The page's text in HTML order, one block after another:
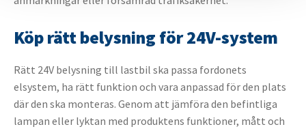
Köp rätt belysning för 24V-system
Rätt 24V belysning till lastbil ska passa fordonets
elsystem, ha rätt funktion och vara anpassad för den plats
där den ska monteras. Genom att jämföra den befintliga
lampan eller lyktan med produktens funktioner, mått och